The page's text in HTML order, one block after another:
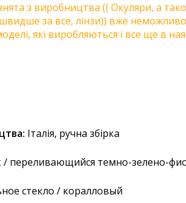
з виробництва (( Окуляри, а
за все, лінзи)) вже неможливо
які виробляються і все ще в
Італія, ручна збірка
/ переливающийся темно-зелено-
стекло / коралловый